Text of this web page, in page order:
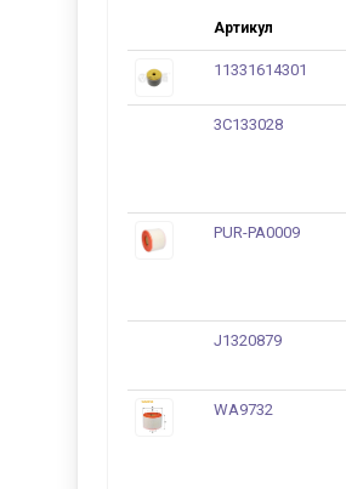
Артикул
11331614301
3C133028
PUR-PA0009
J1320879
WA9732